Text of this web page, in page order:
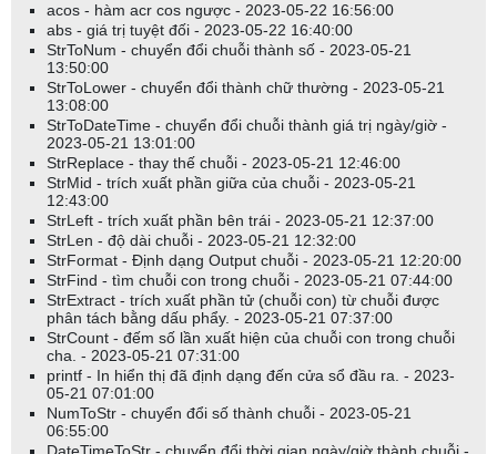
acos - hàm acr cos ngược - 2023-05-22 16:56:00
abs - giá trị tuyệt đối - 2023-05-22 16:40:00
StrToNum - chuyển đổi chuỗi thành số - 2023-05-21
13:50:00
StrToLower - chuyển đổi thành chữ thường - 2023-05-21
13:08:00
StrToDateTime - chuyển đổi chuỗi thành giá trị ngày/giờ -
2023-05-21 13:01:00
StrReplace - thay thế chuỗi - 2023-05-21 12:46:00
StrMid - trích xuất phần giữa của chuỗi - 2023-05-21
12:43:00
StrLeft - trích xuất phần bên trái - 2023-05-21 12:37:00
StrLen - độ dài chuỗi - 2023-05-21 12:32:00
StrFormat - Định dạng Output chuỗi - 2023-05-21 12:20:00
StrFind - tìm chuỗi con trong chuỗi - 2023-05-21 07:44:00
StrExtract - trích xuất phần tử (chuỗi con) từ chuỗi được
phân tách bằng dấu phẩy. - 2023-05-21 07:37:00
StrCount - đếm số lần xuất hiện của chuỗi con trong chuỗi
cha. - 2023-05-21 07:31:00
printf - In hiển thị đã định dạng đến cửa sổ đầu ra. - 2023-
05-21 07:01:00
NumToStr - chuyển đổi số thành chuỗi - 2023-05-21
06:55:00